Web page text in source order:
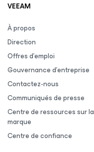
VEEAM
À propos
Direction
Offres d’emploi
Gouvernance d’entreprise
Contactez-nous
Communiqués de presse
Centre de ressources sur la
marque
Centre de confiance